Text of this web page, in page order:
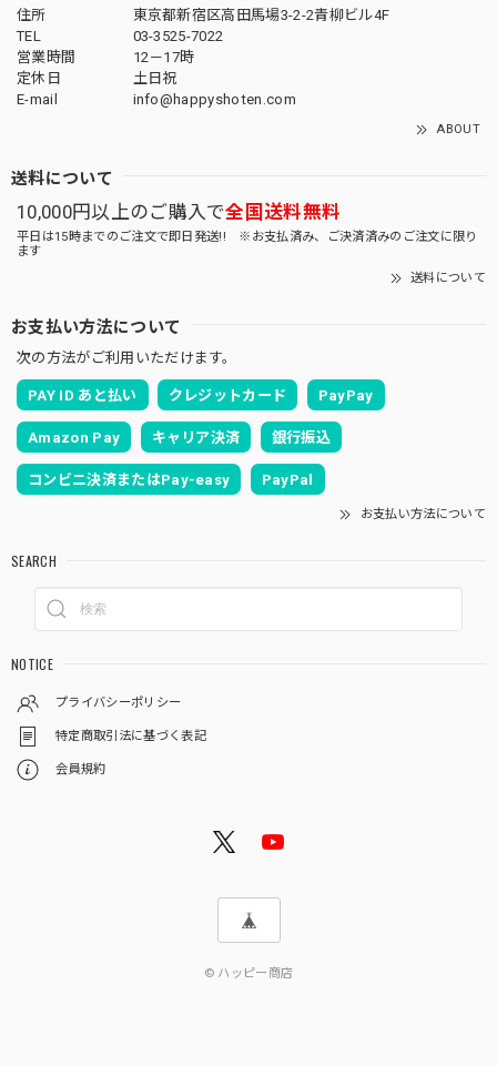
住所
東京都新宿区高田馬場3-2-2青柳ビル4F
TEL
03-3525-7022
営業時間
12－17時
定休日
土日祝
E-mail
info@happyshoten.com
ABOUT
送料について
10,000円以上のご購入で全国送料無料
平日は15時までのご注文で即日発送!! ※お支払済み、ご決済済みのご注文に限り
ます
送料について
お支払い方法について
次の方法がご利用いただけます。
PAY ID あと払い クレジットカード PayPay
Amazon Pay キャリア決済 銀行振込
コンビニ決済またはPay-easy PayPal
お支払い方法について
SEARCH
NOTICE
プライバシーポリシー
特定商取引法に基づく表記
会員規約
© ハッピー商店